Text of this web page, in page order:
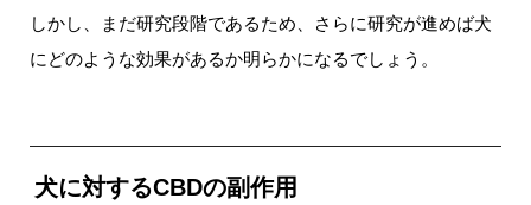
しかし、まだ研究段階であるため、さらに研究が進めば犬
にどのような効果があるか明らかになるでしょう。
犬に対するCBDの副作用